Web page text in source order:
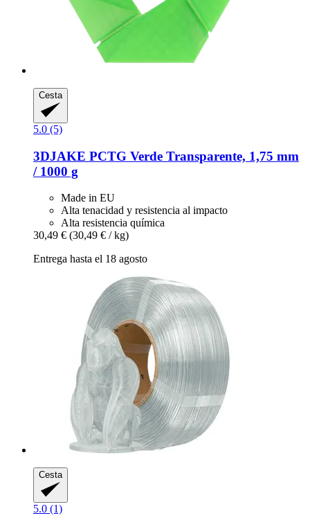
Cesta
5.0 (5)
3DJAKE PCTG Verde Transparente, 1,75 mm
/ 1000 g
Made in EU
Alta tenacidad y resistencia al impacto
Alta resistencia química
30,49 € (30,49 € / kg)
Entrega hasta el 18 agosto
Cesta
5.0 (1)